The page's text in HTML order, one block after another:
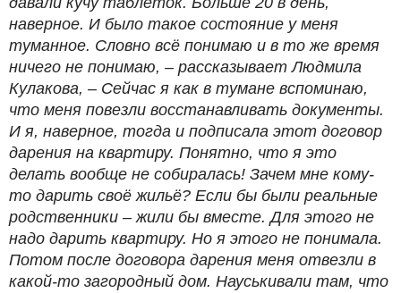
наверное. И было такое состояние у меня
туманное. Словно всё понимаю и в то же время
ничего не понимаю, – рассказывает Людмила
Кулакова, – Сейчас я как в тумане вспоминаю,
что меня повезли восстанавливать документы.
И я, наверное, тогда и подписала этот договор
дарения на квартиру. Понятно, что я это
делать вообще не собиралась! Зачем мне кому-
то дарить своё жильё? Если бы были реальные
родственники – жили бы вместе. Для этого не
надо дарить квартиру. Но я этого не понимала.
Потом после договора дарения меня отвезли в
какой-то загородный дом. Науськивали там, что